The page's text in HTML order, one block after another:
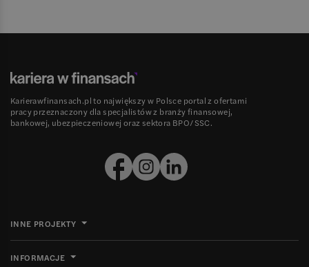
Karierawfinansach.pl to największy w Polsce portal z ofertami
pracy przeznaczony dla specjalistów z branży finansowej,
bankowej, ubezpieczeniowej oraz sektora BPO/SSC.
INNE PROJEKTY
INFORMACJE